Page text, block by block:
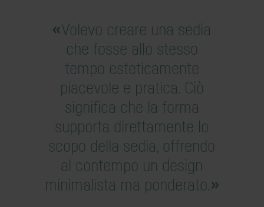
Volevo creare una sedia
che fosse allo stesso
tempo esteticamente
piacevole e pratica. Ciò
significa che la forma
supporta direttamente lo
scopo della sedia, offrendo
al contempo un design
minimalista ma ponderato.